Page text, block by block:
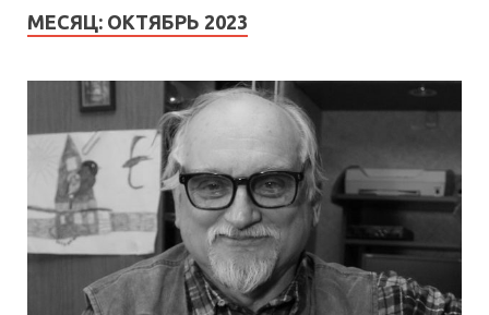
МЕСЯЦ: ОКТЯБРЬ 2023